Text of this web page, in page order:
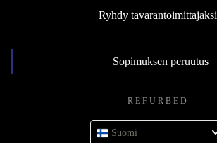
Ryhdy tavarantoimittajaksi
Sopimuksen peruutus
REFURBED
Suomi